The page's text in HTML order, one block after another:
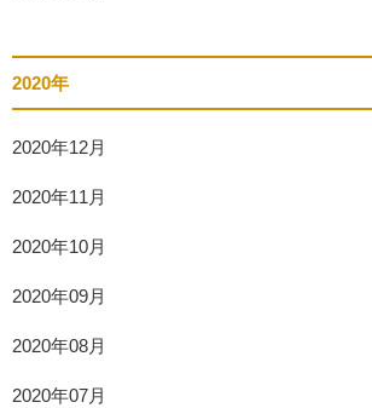
2020年
2020年12月
2020年11月
2020年10月
2020年09月
2020年08月
2020年07月